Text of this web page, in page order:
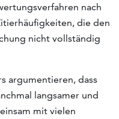
nach
die den
nicht vollständig
argumentieren, dass
langsamer und
mit vielen